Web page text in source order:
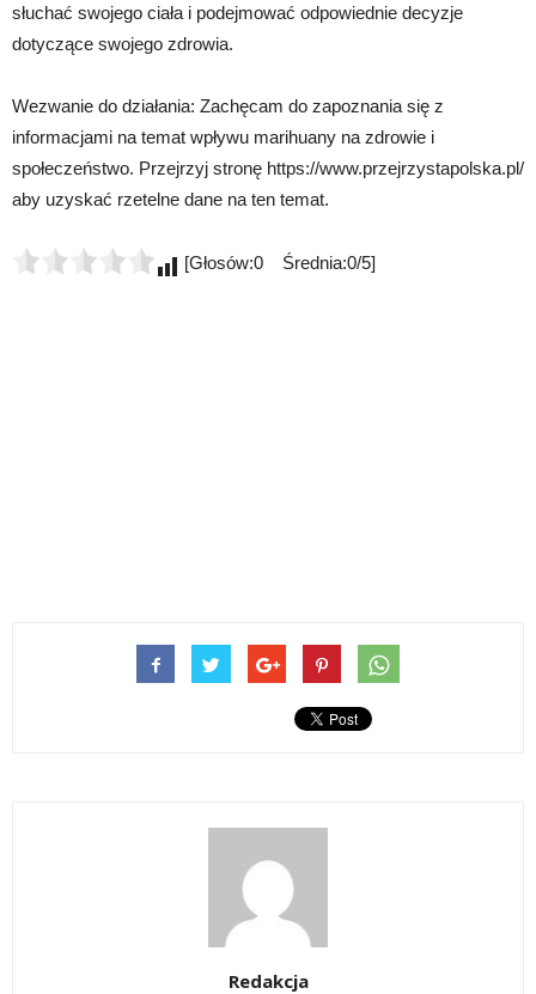
słuchać swojego ciała i podejmować odpowiednie decyzje
dotyczące swojego zdrowia.
Wezwanie do działania: Zachęcam do zapoznania się z
informacjami na temat wpływu marihuany na zdrowie i
społeczeństwo. Przejrzyj stronę https://www.przejrzystapolska.pl/
aby uzyskać rzetelne dane na ten temat.
[Głosów:0 Średnia:0/5]
Redakcja